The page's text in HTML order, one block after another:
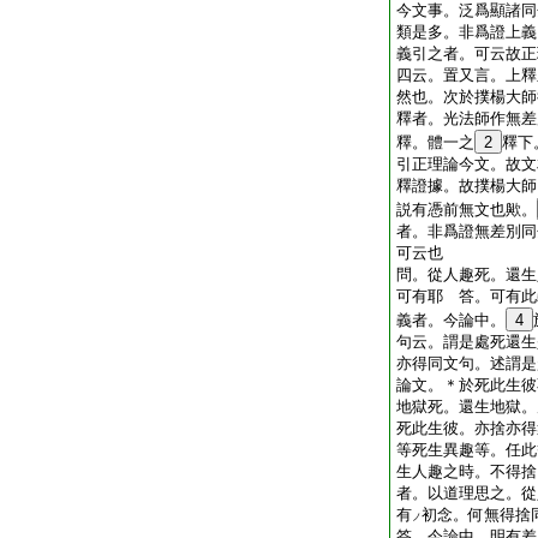
今文事。泛爲顯諸
類是多。非爲證上
義引之者。可云故
四云。置又言。上
然也。次於撲楊大
釋者。光法師作無
釋。體一之
2 釋下
引正理論今文。故
釋證據。故撲楊大
説有憑前無文也歟。
者。非爲證無差別
可云也
問。從人趣死。還
可有耶 答。可有
義者。今論中。
4
句云。謂是處死還
亦得同文句。述謂
論文。＊於死此生
地獄死。還生地獄
死此生彼。亦捨亦
等死生異趣等。任
生人趣之時。不得
者。以道理思之。
有ノ初念。何無得捨